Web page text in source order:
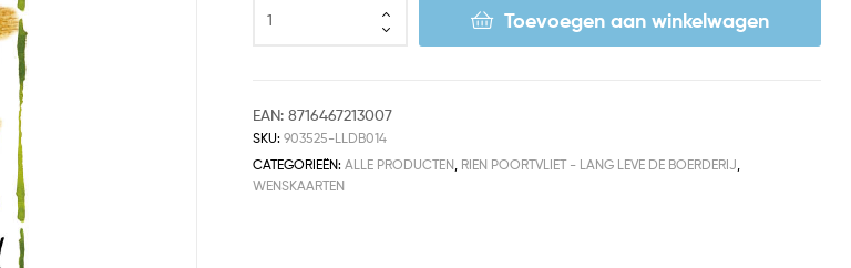
Toevoegen aan winkelwagen
EAN:8716467213007
SKU:903525-LLDB014
CATEGORIEËN:ALLE PRODUCTEN RIEN POORTVLIET - LANG LEVE DE BOERDERIJ
WENSKAARTEN